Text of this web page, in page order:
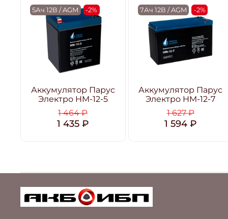
5Ач 12В / AGM -2%
Аккумулятор Парус
Электро HM-12-5
1 464 ₽
1 435 ₽
7Ач 12В / AGM -2%
Аккумулятор Парус
Электро HM-12-7
1 627 ₽
1 594 ₽